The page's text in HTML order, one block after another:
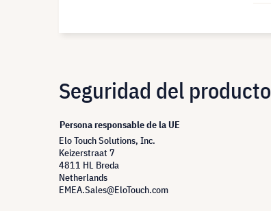
Seguridad del producto
Persona responsable de la UE
Elo Touch Solutions, Inc.
Keizerstraat 7
4811 HL Breda
Netherlands
EMEA.Sales@EloTouch.com